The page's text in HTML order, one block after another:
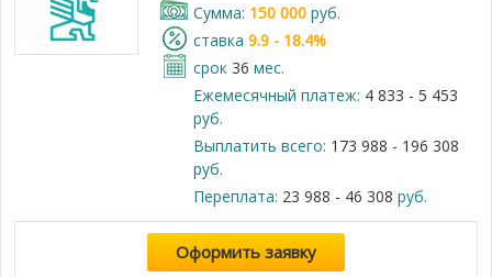
Cумма: 150 000руб.
cтавка 9.9 - 18.4%
срок 36 мес.
Ежемесячный платеж: 4 833 - 5 453
руб.
Выплатить всего: 173 988 - 196 308
руб.
Переплата: 23 988 - 46 308 руб.
Оформить заявку